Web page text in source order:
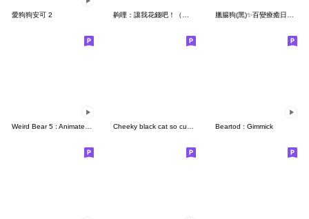
愛狗狗安可 2 齁哩：讓我花錢吧！（小黎版本） 臘腸狗(黑)✨百變療癒日常-夏日篇
Beartod : Gimmick